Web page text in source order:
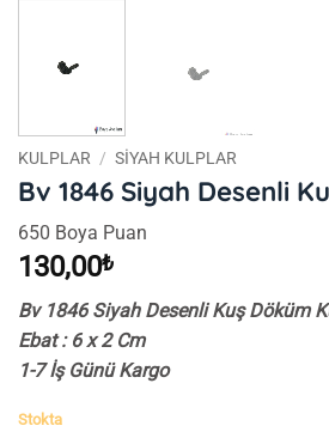
KULPLAR / SIYAH KULPLAR
Bv 1846 Siyah Desenli
650 Boya Puan
130,00₺
Bv 1846 Siyah Desenli Kuş Döküm
Ebat : 6 x 2 Cm
1-7 İş Günü Kargo
Stokta